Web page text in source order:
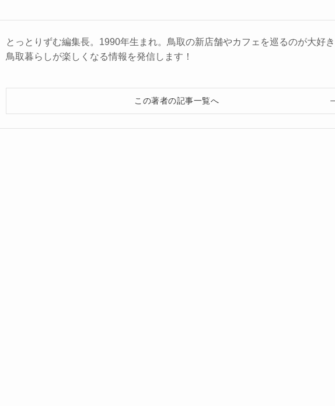
とっとりずむ編集長。1990年生まれ。鳥取の新店舗やカフェを巡るのが大好き
鳥取暮らしが楽しくなる情報を発信します！
この著者の記事一覧へ